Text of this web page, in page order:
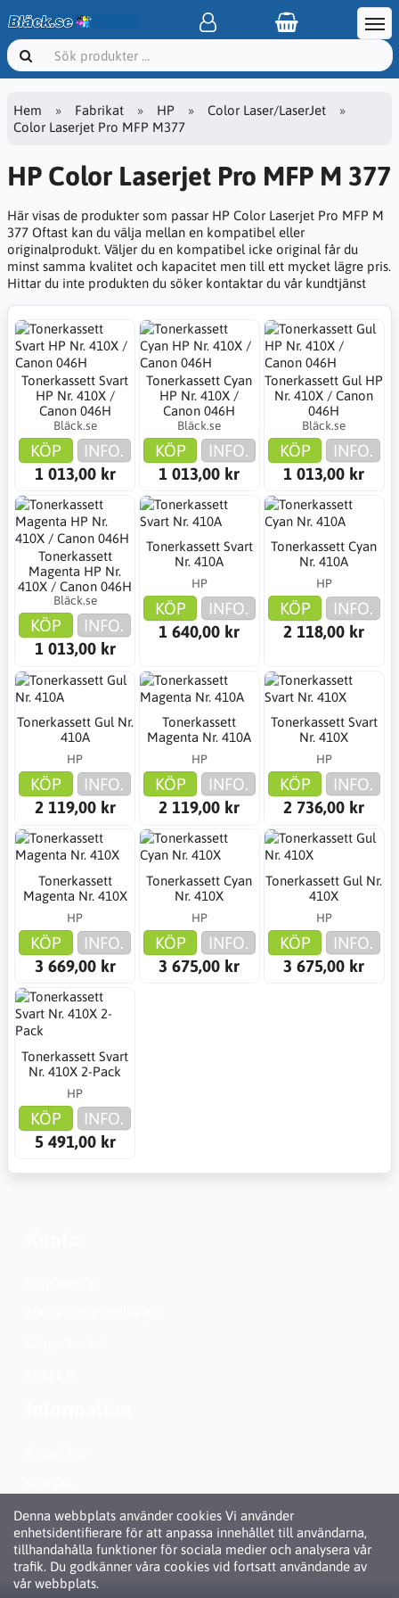
Hem Fabrikat HP
Color Laser/LaserJet
Color Laserjet Pro MFP M377
HP Color Laserjet Pro MFP M 377
Här visas de produkter som passar HP Color Laserjet Pro MFP M
377 Oftast kan du välja mellan en kompatibel eller
originalprodukt. Väljer du en kompatibel icke original får du
minst samma kvalitet och kapacitet men till ett mycket lägre pris.
Hittar du inte produkten du söker kontaktar du vår kundtjänst
Tonerkassett Svart
HP Nr. 410X /
Canon 046H
Bläck.se
KÖP
INFO.
1 013,00 kr
Tonerkassett Cyan
HP Nr. 410X /
Canon 046H
Bläck.se
KÖP
INFO.
1 013,00 kr
Tonerkassett Gul HP
Nr. 410X / Canon
046H
Bläck.se
KÖP
INFO.
1 013,00 kr
Tonerkassett
Magenta HP Nr.
410X / Canon 046H
Bläck.se
KÖP
INFO.
1 013,00 kr
Tonerkassett Svart
Nr. 410A
HP
KÖP
INFO.
1 640,00 kr
Tonerkassett Cyan
Nr. 410A
HP
KÖP
INFO.
2 118,00 kr
Tonerkassett Gul Nr.
410A
HP
KÖP
INFO.
2 119,00 kr
Tonerkassett
Magenta Nr. 410A
HP
KÖP
INFO.
2 119,00 kr
Tonerkassett Svart
Nr. 410X
HP
KÖP
INFO.
2 736,00 kr
Tonerkassett
Magenta Nr. 410X
HP
KÖP
INFO.
3 669,00 kr
Tonerkassett Cyan
Nr. 410X
HP
KÖP
INFO.
3 675,00 kr
Tonerkassett Gul Nr.
410X
HP
KÖP
INFO.
3 675,00 kr
Tonerkassett Svart
Nr. 410X 2-Pack
HP
KÖP
INFO.
5 491,00 kr
Denna webbplats använder cookies Vi använder
enhetsidentifierare för att anpassa innehållet till användarna,
tillhandahålla funktioner för sociala medier och analysera vår
trafik. Du godkänner våra cookies vid fortsatt användande av
vår webbplats.
Personuppgiftspolicy (GDPR)
Om Cookies